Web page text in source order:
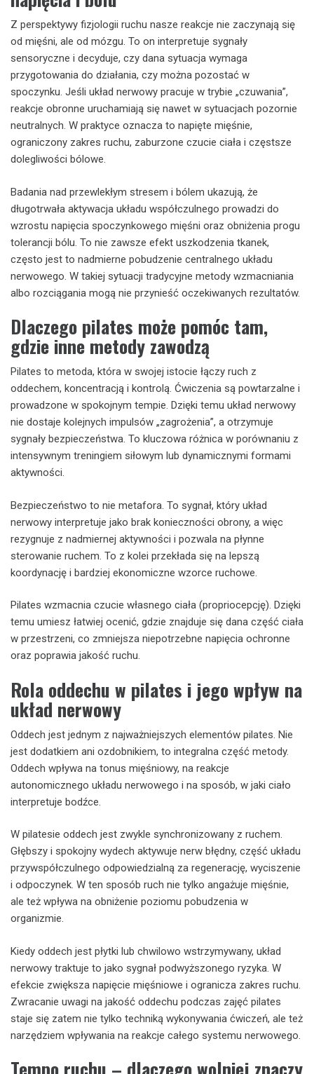
Z perspektywy fizjologii ruchu nasze reakcje nie zaczynają się
od mięśni, ale od mózgu. To on interpretuje sygnały
sensoryczne i decyduje, czy dana sytuacja wymaga
przygotowania do działania, czy można pozostać w
spoczynku. Jeśli układ nerwowy pracuje w trybie „czuwania”,
reakcje obronne uruchamiają się nawet w sytuacjach pozornie
neutralnych. W praktyce oznacza to napięte mięśnie,
ograniczony zakres ruchu, zaburzone czucie ciała i częstsze
dolegliwości bólowe.
Badania nad przewlekłym stresem i bólem ukazują, że
długotrwała aktywacja układu współczulnego prowadzi do
wzrostu napięcia spoczynkowego mięśni oraz obniżenia progu
tolerancji bólu. To nie zawsze efekt uszkodzenia tkanek,
często jest to nadmierne pobudzenie centralnego układu
nerwowego. W takiej sytuacji tradycyjne metody wzmacniania
albo rozciągania mogą nie przynieść oczekiwanych rezultatów.
Dlaczego pilates może pomóc tam,
gdzie inne metody zawodzą
Pilates to metoda, która w swojej istocie łączy ruch z
oddechem, koncentracją i kontrolą. Ćwiczenia są powtarzalne i
prowadzone w spokojnym tempie. Dzięki temu układ nerwowy
nie dostaje kolejnych impulsów „zagrożenia”, a otrzymuje
sygnały bezpieczeństwa. To kluczowa różnica w porównaniu z
intensywnym treningiem siłowym lub dynamicznymi formami
aktywności.
Bezpieczeństwo to nie metafora. To sygnał, który układ
nerwowy interpretuje jako brak konieczności obrony, a więc
rezygnuje z nadmiernej aktywności i pozwala na płynne
sterowanie ruchem. To z kolei przekłada się na lepszą
koordynację i bardziej ekonomiczne wzorce ruchowe.
Pilates wzmacnia czucie własnego ciała (propriocepcję). Dzięki
temu umiesz łatwiej ocenić, gdzie znajduje się dana część ciała
w przestrzeni, co zmniejsza niepotrzebne napięcia ochronne
oraz poprawia jakość ruchu.
Rola oddechu w pilates i jego wpływ na
układ nerwowy
Oddech jest jednym z najważniejszych elementów pilates. Nie
jest dodatkiem ani ozdobnikiem, to integralna część metody.
Oddech wpływa na tonus mięśniowy, na reakcje
autonomicznego układu nerwowego i na sposób, w jaki ciało
interpretuje bodźce.
W pilatesie oddech jest zwykle synchronizowany z ruchem.
Głębszy i spokojny wydech aktywuje nerw błędny, część układu
przywspółczulnego odpowiedzialną za regenerację, wyciszenie
i odpoczynek. W ten sposób ruch nie tylko angażuje mięśnie,
ale też wpływa na obniżenie poziomu pobudzenia w
organizmie.
Kiedy oddech jest płytki lub chwilowo wstrzymywany, układ
nerwowy traktuje to jako sygnał podwyższonego ryzyka. W
efekcie zwiększa napięcie mięśniowe i ogranicza zakres ruchu.
Zwracanie uwagi na jakość oddechu podczas zajęć pilates
staje się zatem nie tylko techniką wykonywania ćwiczeń, ale też
narzędziem wpływania na reakcje całego systemu nerwowego.